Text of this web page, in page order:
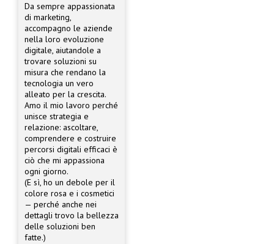
Da sempre appassionata
di marketing,
accompagno le aziende
nella loro evoluzione
digitale, aiutandole a
trovare soluzioni su
misura che rendano la
tecnologia un vero
alleato per la crescita.
Amo il mio lavoro perché
unisce strategia e
relazione: ascoltare,
comprendere e costruire
percorsi digitali efficaci è
ciò che mi appassiona
ogni giorno.
(E sì, ho un debole per il
colore rosa e i cosmetici
— perché anche nei
dettagli trovo la bellezza
delle soluzioni ben
fatte.)